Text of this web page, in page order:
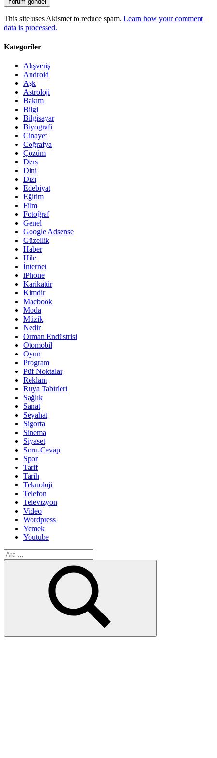
This site uses Akismet to reduce spam. Learn how your comment
data is processed.
Kategoriler
Alışveriş
Android
Aşk
Astroloji
Bakım
Bilgi
Bilgisayar
Biyografi
Cinayet
Coğrafya
Çözüm
Ders
Dini
Dizi
Edebiyat
Eğitim
Film
Fotoğraf
Genel
Google Adsense
Güzellik
Haber
Hile
İnternet
iPhone
Karikatür
Kimdir
Macbook
Moda
Müzik
Nedir
Orman Endüstrisi
Otomobil
Oyun
Program
Püf Noktalar
Reklam
Rüya Tabirleri
Sağlık
Sanat
Seyahat
Sigorta
Sinema
Siyaset
Soru-Cevap
Spor
Tarif
Tarih
Teknoloji
Telefon
Televizyon
Video
Wordpress
Yemek
Youtube
Arama:
Ara